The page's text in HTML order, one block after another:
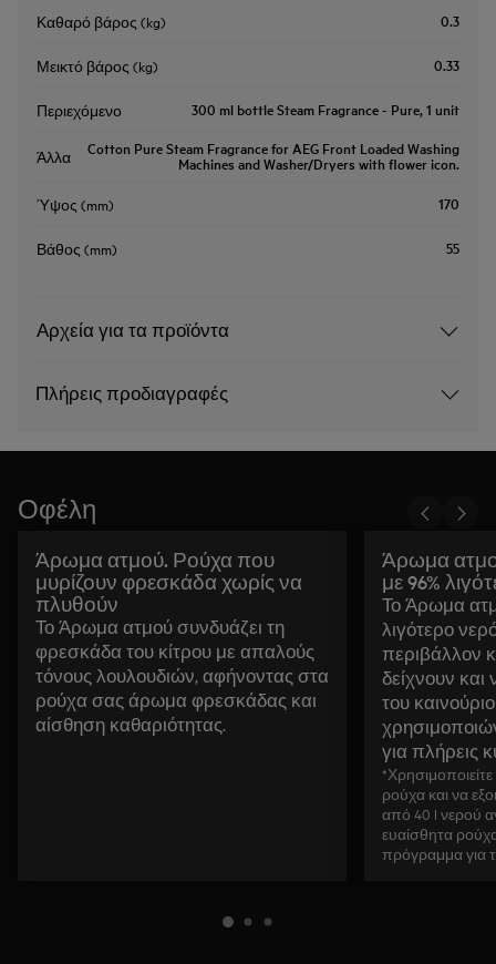
Καθαρό βάρος (kg) 0.3
Μεικτό βάρος (kg) 0.33
Περιεχόμενο 300 ml bottle Steam Fragrance - Pure, 1 unit
Άλλα Cotton Pure Steam Fragrance for AEG Front Loaded Washing
Machines and Washer/Dryers with flower icon.
Ύψος (mm) 170
Βάθος (mm) 55
Αρχεία για τα προϊόντα
Πλήρεις προδιαγραφές
Οφέλη
Άρωμα ατμού. Ρούχα που
μυρίζουν φρεσκάδα χωρίς να
πλυθούν
Το Άρωμα ατμού συνδυάζει τη
φρεσκάδα του κίτρου με απαλούς
τόνους λουλουδιών, αφήνοντας στα
ρούχα σας άρωμα φρεσκάδας και
αίσθηση καθαριότητας.
Άρωμα
με 96%
Το Άρωμα
λιγότερο
περιβάλλον
δείχνουν
του
για πλήρεις
ρούχα και να
από 40 l νερού
ευαίσθητα
πρόγραμμα για